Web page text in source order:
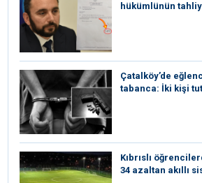
hükümlünün
Çatalköy’de
tabanca: İki kişi
Kıbrıslı
34 azaltan akıllı